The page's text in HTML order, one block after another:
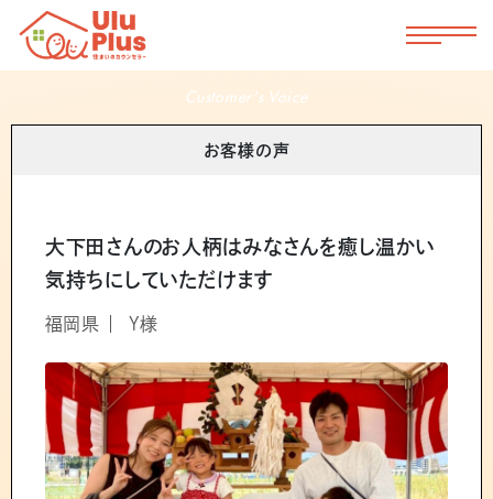
Customer's Voice
お客様の声
大下田さんのお人柄はみなさんを癒し温かい
気持ちにしていただけます
福岡県 Y様